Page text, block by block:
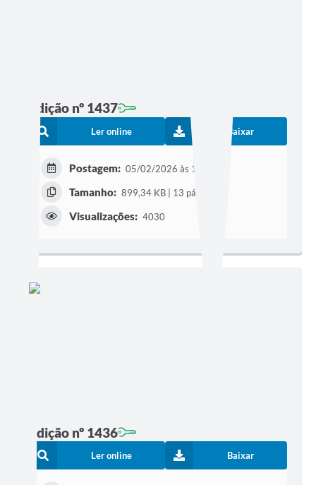
Edição nº 1437
Ler online Baixar
Postagem: 05/02/2026 às 19h30
Tamanho: 899,34 KB | 13 páginas
Visualizações: 4030
Edição nº 1436
Ler online Baixar